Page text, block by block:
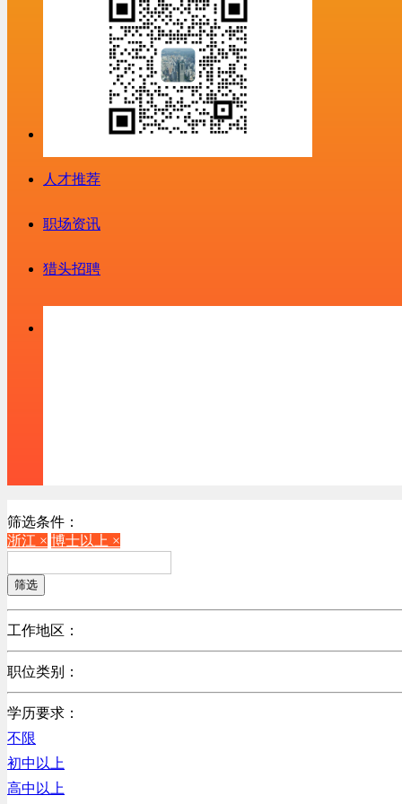
人才推荐
职场资讯
猎头招聘
筛选条件：
浙江 × 博士以上 ×
筛选
工作地区：
不限
北京
广东
江苏
陕西
浙江
职位类别：
不限
学历要求：
不限
初中以上
高中以上